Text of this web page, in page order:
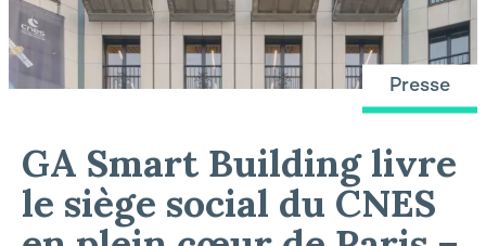
Presse
GA Smart Building livre
le siège social du CNES